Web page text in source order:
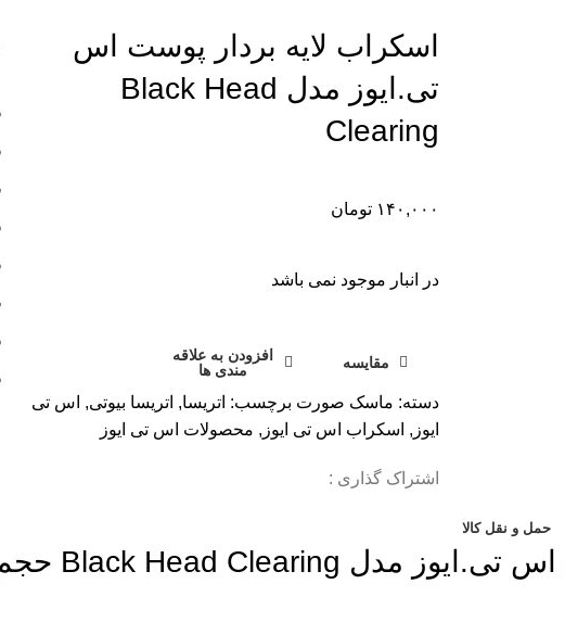
اسکراب لایه بردار پوست اس
تی.ایوز مدل Black Head
Clearing
۱۴۰,۰۰۰ تومان
در انبار موجود نمی باشد
مقایسه
افزودن به علاقه
مندی ها
دسته: ماسک صورت برچسب: اتریسا, اتریسا بیوتی, اس تی
ایوز , اسکراب اس تی ایوز , محصولات اس تی ایوز
اشتراک گذاری :
حمل و نقل کالا
اس تی.ایوز مدل Black Head Clearing حجم 170 میلی لیتر